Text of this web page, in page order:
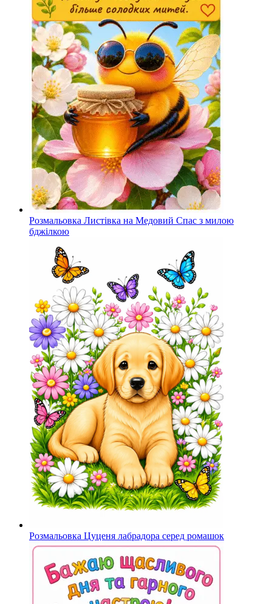
Розмальовка Листівка на Медовий Спас з милою
бджілкою
Розмальовка Цуценя лабрадора серед ромашок